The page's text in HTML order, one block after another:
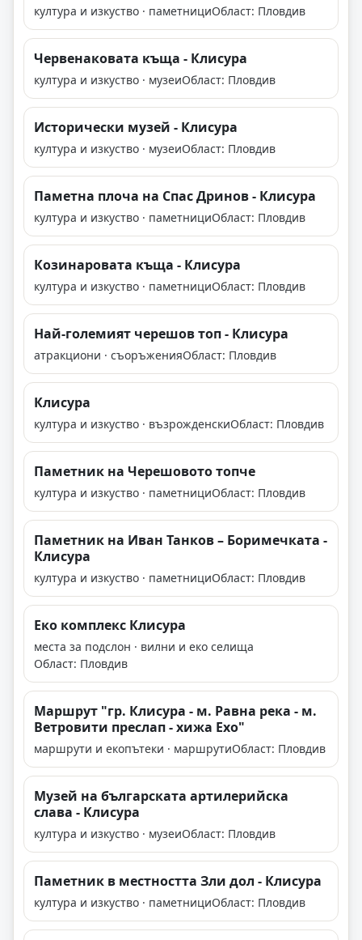
култура и изкуство · паметнициОбласт: Пловдив
Червенаковата къща - Клисура
култура и изкуство · музеиОбласт: Пловдив
Исторически музей - Клисура
култура и изкуство · музеиОбласт: Пловдив
Паметна плоча на Спас Дринов - Клисура
култура и изкуство · паметнициОбласт: Пловдив
Козинаровата къща - Клисура
култура и изкуство · паметнициОбласт: Пловдив
Най-големият черешов топ - Клисура
атракциони · съоръженияОбласт: Пловдив
Клисура
култура и изкуство · възрожденскиОбласт: Пловдив
Паметник на Черешовото топче
култура и изкуство · паметнициОбласт: Пловдив
Паметник на Иван Танков – Боримечката -
Клисура
култура и изкуство · паметнициОбласт: Пловдив
Еко комплекс Клисура
места за подслон · вилни и еко селища
Област: Пловдив
Маршрут "гр. Клисура - м. Равна река - м.
Ветровити преслап - хижа Ехо"
маршрути и екопътеки · маршрутиОбласт: Пловдив
Музей на българската артилерийска
слава - Клисура
култура и изкуство · музеиОбласт: Пловдив
Паметник в местността Зли дол - Клисура
култура и изкуство · паметнициОбласт: Пловдив